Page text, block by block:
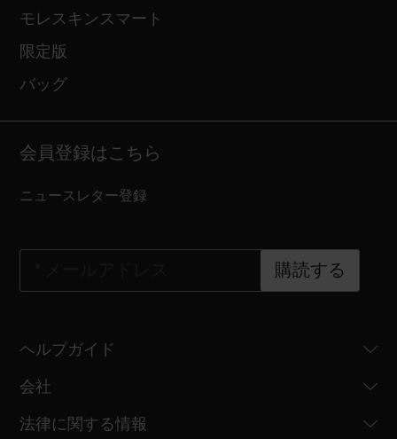
モレスキンスマート
限定版
バッグ
会員登録はこちら
ニュースレター登録
購読する
ヘルプガイド
会社
法律に関する情報